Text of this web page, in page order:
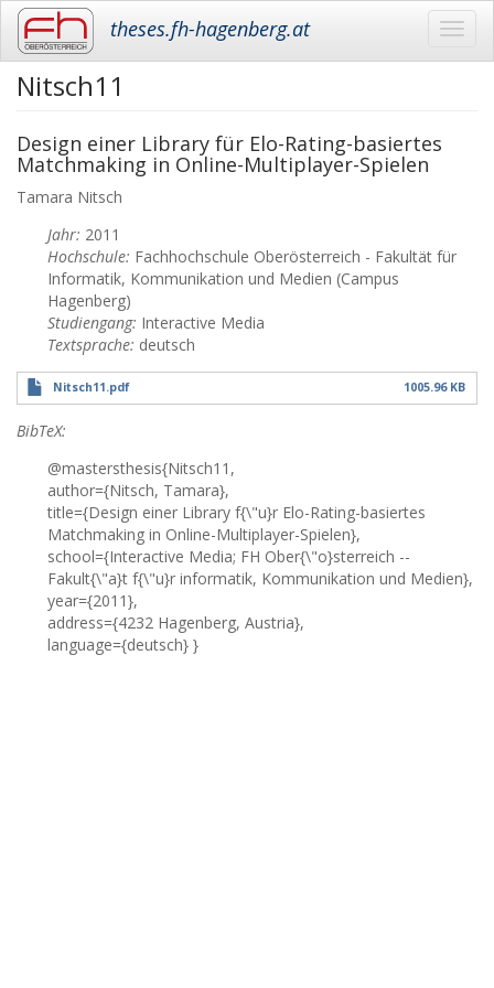
Skip
content
theses.fh-hagenberg.at
Nitsch11
Design einer Library für Elo-Rating-basiertes
Matchmaking in Online-Multiplayer-Spielen
Tamara Nitsch
Jahr: 2011
Hochschule: Fachhochschule Oberösterreich - Fakultät für
Informatik, Kommunikation und Medien (Campus
Hagenberg)
Studiengang: Interactive Media
Textsprache: deutsch
Nitsch11.pdf 1005.96 KB
BibTeX:
@mastersthesis{Nitsch11,
author={Nitsch, Tamara},
title={Design einer Library f{\"u}r Elo-Rating-basiertes
Matchmaking in Online-Multiplayer-Spielen},
school={Interactive Media; FH Ober{\"o}sterreich --
Fakult{\"a}t f{\"u}r informatik, Kommunikation und Medien},
year={2011},
address={4232 Hagenberg, Austria},
language={deutsch} }